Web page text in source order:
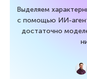
Выделяем
с помощью ИИ-
достаточно